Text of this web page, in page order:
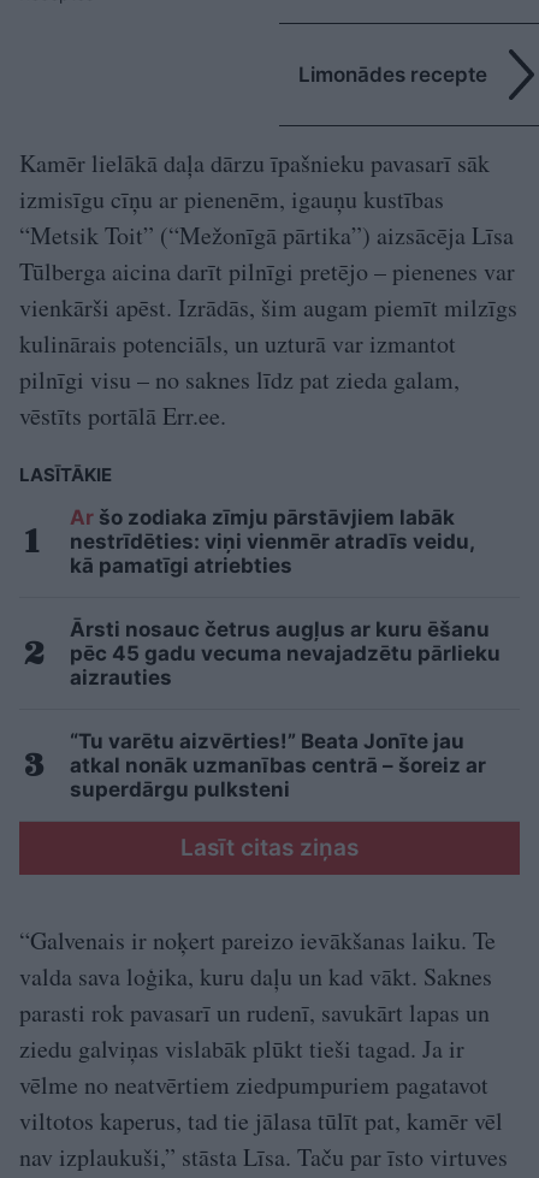
Limonādes recepte
Kamēr lielākā daļa dārzu īpašnieku pavasarī sāk
izmisīgu cīņu ar pienenēm, igauņu kustības
“Metsik Toit” (“Mežonīgā pārtika”) aizsācēja Līsa
Tūlberga aicina darīt pilnīgi pretējo – pienenes var
vienkārši apēst. Izrādās, šim augam piemīt milzīgs
kulinārais potenciāls, un uzturā var izmantot
pilnīgi visu – no saknes līdz pat zieda galam,
vēstīts portālā Err.ee.
LASĪTĀKIE
Ar šo zodiaka zīmju pārstāvjiem labāk
nestrīdēties: viņi vienmēr atradīs veidu,
kā pamatīgi atriebties
Ārsti nosauc četrus augļus ar kuru ēšanu
pēc 45 gadu vecuma nevajadzētu pārlieku
aizrauties
“Tu varētu aizvērties!” Beata Jonīte jau
atkal nonāk uzmanības centrā – šoreiz ar
superdārgu pulksteni
Lasīt citas ziņas
“Galvenais ir noķert pareizo ievākšanas laiku. Te
valda sava loģika, kuru daļu un kad vākt. Saknes
parasti rok pavasarī un rudenī, savukārt lapas un
ziedu galviņas vislabāk plūkt tieši tagad. Ja ir
vēlme no neatvērtiem ziedpumpuriem pagatavot
viltotos kaperus, tad tie jālasa tūlīt pat, kamēr vēl
nav izplaukuši,” stāsta Līsa. Taču par īsto virtuves